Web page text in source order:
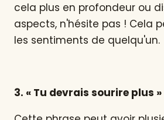
cela plus en profondeur ou
aspects, n'hésite pas ! Cela
les sentiments de quelqu'un.
3. « Tu devrais sourire plus »